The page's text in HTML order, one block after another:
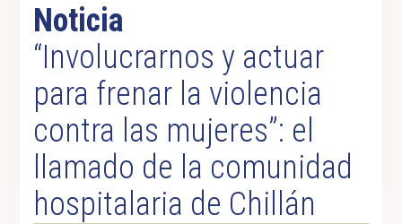
Noticia
“Involucrarnos y actuar
para frenar la violencia
contra las mujeres”: el
llamado de la comunidad
hospitalaria de Chillán